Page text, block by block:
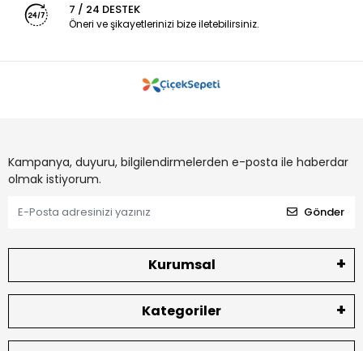
7 / 24 DESTEK
Öneri ve şikayetlerinizi bize iletebilirsiniz.
Kampanya, duyuru, bilgilendirmelerden e-posta ile haberdar
olmak istiyorum.
Gönder
Kurumsal
Kategoriler